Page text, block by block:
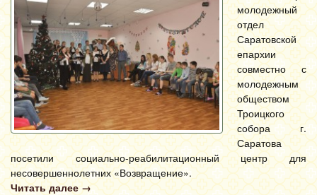
молодежный
отдел
Саратовской
епархии
совместно с
молодежным
обществом
Троицкого
собора г.
Саратова
посетили социально-реабилитационный центр для
несовершеннолетних «Возвращение».
Читать далее →